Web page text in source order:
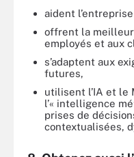
aident
offrent la
employés et aux
s’adaptent aux
futures,
utilisent l’IA et le
l’« intelligence
prises de
contextualisées,